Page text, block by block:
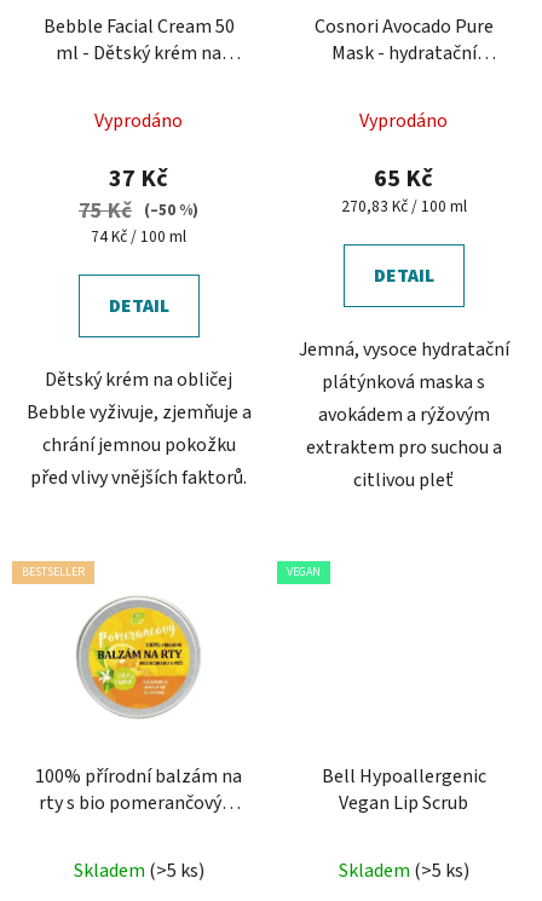
Bebble Facial Cream 50
ml - Dětský krém na
Vyprodáno
37 Kč
75 Kč (–50 %)
Měrná
74 Kč / 100 ml
DETAIL
Dětský krém na obličej
Bebble vyživuje, zjemňuje a
chrání jemnou pokožku
před vlivy vnějších faktorů.
Cosnori Avocado Pure
Mask - hydratační
Vyprodáno
65 Kč
Měrná
270,83 Kč / 100 ml
DETAIL
Jemná, vysoce hydratační
plátýnková maska s
avokádem a rýžovým
extraktem pro suchou a
citlivou pleť
BESTSELLER
100% přírodní balzám na
rty s bio pomerančovým
hodnocení
Skladem (>5 ks)
VEGAN
Bell Hypoallergenic
Vegan Lip Scrub
hodnocení
Skladem (>5 ks)